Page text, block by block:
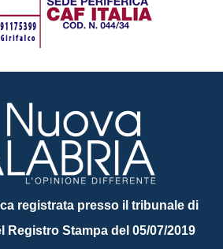
registrata presso il tribunale di
Registro Stampa del 05/07/2019